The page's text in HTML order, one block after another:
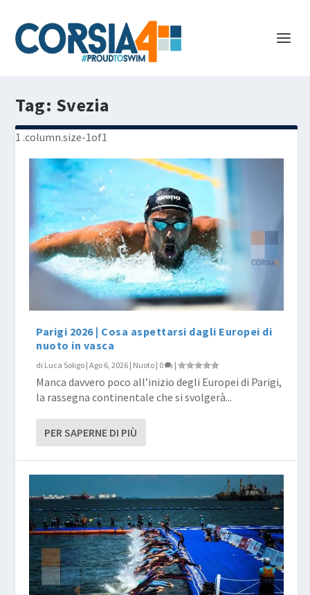
Tag: Svezia
Parigi 2026 | Cosa aspettarsi dagli Europei di
nuoto in vasca
di Luca Soligo |Ago 6, 2026 | Nuoto | 0 |
Manca davvero poco all’inizio degli Europei di Parigi,
la rassegna continentale che si svolgerà...
PER SAPERNE DI PIÙ